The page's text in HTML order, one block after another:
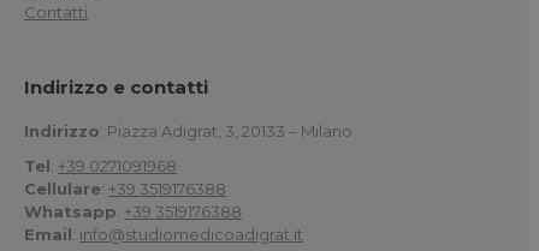
Contatti
Indirizzo e contatti
Indirizzo: Piazza Adigrat, 3, 20133 – Milano
Tel: +39 0271091968
Cellulare: +39 3519176388
Whatsapp: +39 3519176388
Email: info@studiomedicoadigrat.it